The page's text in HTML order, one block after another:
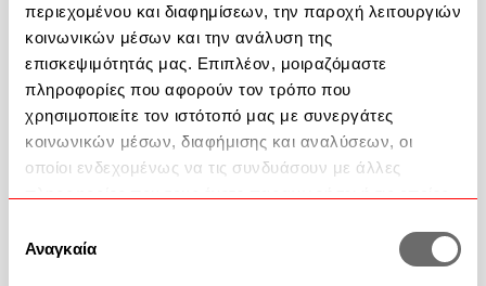
περιεχομένου και διαφημίσεων, την παροχή λειτουργιών
κοινωνικών μέσων και την ανάλυση της
επισκεψιμότητάς μας. Επιπλέον, μοιραζόμαστε
πληροφορίες που αφορούν τον τρόπο που
χρησιμοποιείτε τον ιστότοπό μας με συνεργάτες
κοινωνικών μέσων, διαφήμισης και αναλύσεων, οι
οποίοι ενδεχομένως να τις συνδυάσουν με άλλες
των υπηρεσιών τους.
συγκατάθεσης
Αναγκαία
900457 11x34cm Led Black-White